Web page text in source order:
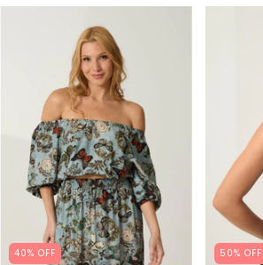
40% OFF 50% OFF